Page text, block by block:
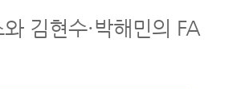
김현수·박해민의 FA